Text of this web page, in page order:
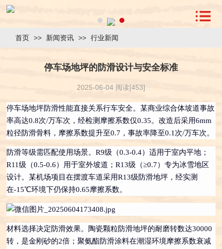
首页 >> 新闻资讯 >> 行业新闻
停车场地坪的防滑设计与安全标准
2025-06-04 阅读[453]
停车场地坪防滑性能直接关系行车安全。某商业综合体坡道事故
率高达0.8次/万车次，经检测摩擦系数仅0.35。改造后采用6mm
粒径防滑骨料，摩擦系数提升至0.7，事故率降至0.1次/万车次。
防滑等级需匹配使用场景。R9级（0.3-0.4）适用于室内平地；
R11级（0.5-0.6）用于室外坡道；R13级（≥0.7）专为冰雪地区
设计。某机场项目在摆渡车道采用R13级防滑地坪，经实测
在-15℃环境下仍保持0.65摩擦系数。
材料选择决定防滑效果。陶瓷颗粒防滑地坪的耐磨转数达30000
转，是金刚砂的2倍；聚氨酯防滑涂料在潮湿环境摩擦系数衰减